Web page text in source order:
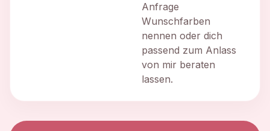
Anfrage
Wunschfarben
nennen oder dich
passend zum Anlass
von mir beraten
lassen.